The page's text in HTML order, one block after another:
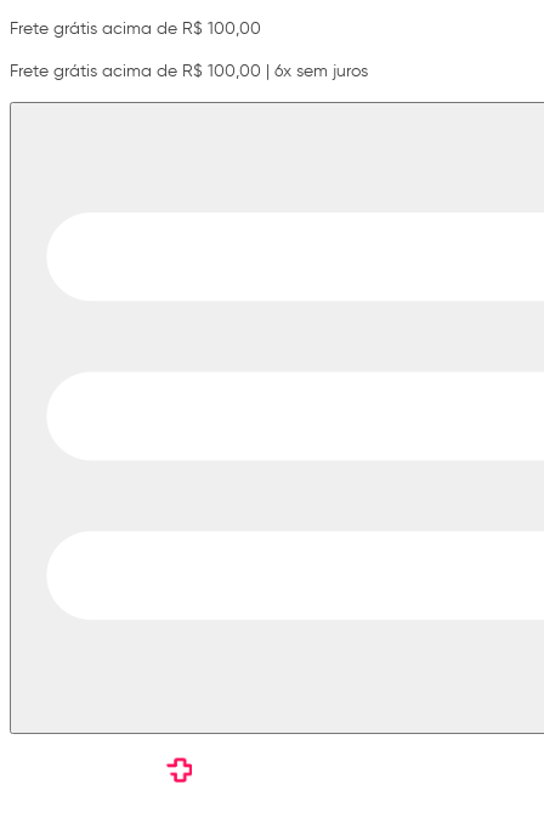
Frete grátis acima de R$ 100,00
Frete grátis acima de R$ 100,00 | 6x sem juros